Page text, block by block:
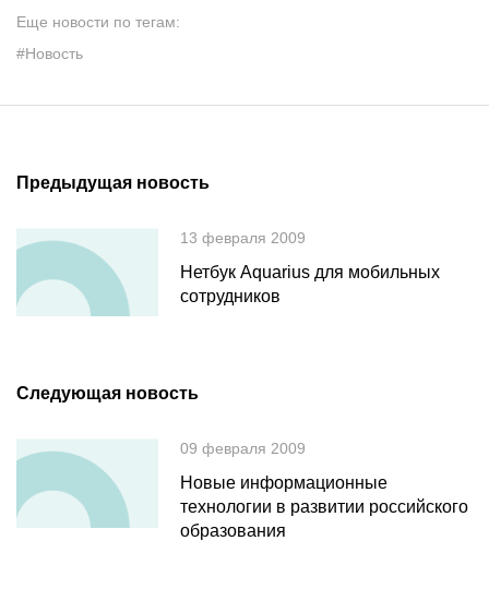
Еще новости по тегам:
#Новость
Предыдущая новость
13 февраля 2009
Нетбук Aquarius для мобильных
сотрудников
Следующая новость
09 февраля 2009
Новые информационные
технологии в развитии российского
образования